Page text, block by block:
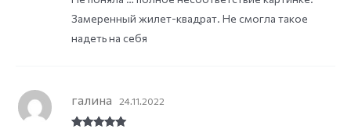
1
t
Замеренный жилет-квадрат. Не смогла такое
надеть на себя
галина 24.11.2022